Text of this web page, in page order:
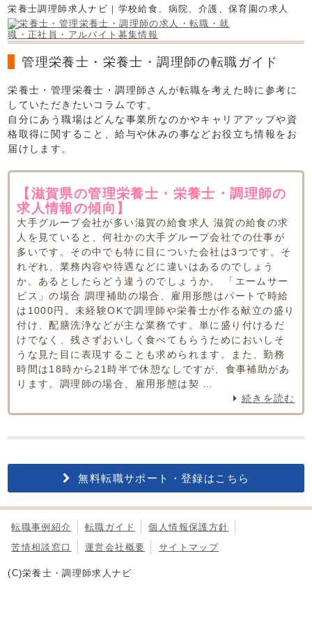
栄養士調理師求人ナビ｜学校給食、病院、介護、保育園の求人
管理栄養士・栄養士・調理師の転職ガイド
栄養士・管理栄養士・調理師さんが転職を考えた時に参考に
していただきたいコラムです。
自分にあう職場はどんな事業所なのかやキャリアアップや資
格取得に関すること、給与や休みの事などお役立ち情報をお
届けします。
【滋賀県の管理栄養士・栄養士・調理師の
求人情報の傾向】
大手グループ会社が多い滋賀の給食求人 滋賀の給食の求
人を見ていると、何社かの大手グループ会社での仕事が
多いです。その中でも特に目についた会社は3つです。そ
れぞれ、業務内容や待遇などに違いはあるのでしょう
か。あるとしたらどう違うのでしょうか。 「エームサー
ビス」の場合 調理補助の場合、雇用形態はパートで時給
は1000円。未経験OKで調理師や栄養士が作る献立の盛り
付け、配膳洗浄などが主な業務です。単に盛り付けるだ
けでなく、残さずおいしく食べてもらうためにおいしそ
うな見た目に表現することも求められます。また、勤務
時間は18時から21時半で休憩なしですが、食事補助があ
ります。調理師の場合、雇用形態は契 …
続きを読む
無料転職サポート・登録はこちら
転職事例紹介 転職ガイド
個人情報保護方針
苦情相談窓口
運営会社概要 サイトマップ
(C)栄養士・調理師求人ナビ